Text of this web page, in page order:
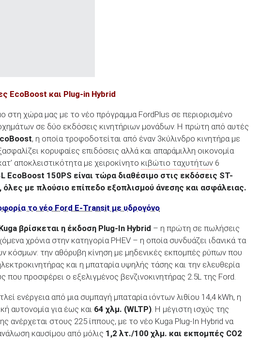
EcoBoost και Plug-in Hybrid
στη χώρα μας με το νέο πρόγραμμα FordPlus σε περιορισμένο
σε δύο εκδόσεις κινητήριων μονάδων. Η πρώτη από αυτές
, η οποία τροφοδοτείται από έναν 3κύλινδρο κινητήρα με
κορυφαίες επιδόσεις αλλά και απαράμιλλη οικονομία
αποκλειστικότητα με χειροκίνητο κιβώτιο ταχυτήτων 6
EcoBoost 150PS είναι τώρα διαθέσιμο στις εκδόσεις ST-
όλες με πλούσιο επίπεδο εξοπλισμού άνεσης και ασφάλειας.
το νέο Ford E-Transit με υδρογόνο
βρίσκεται η έκδοση Plug-In Hybrid – η πρώτη σε πωλήσεις
χρόνια στην κατηγορία PHEV – η οποία συνδυάζει ιδανικά τα
κόσμων: την αθόρυβη κίνηση με μηδενικές εκπομπές ρύπων που
και η μπαταρία υψηλής τάσης και την ελευθερία
που προσφέρει ο εξελιγμένος βενζινοκινητήρας 2.5L της Ford.
ενέργεια από μια συμπαγή μπαταρία ιόντων λιθίου 14,4 kWh, η
αυτονομία για έως και 64 χλμ. (WLTP) . Η μέγιστη ισχύς της
ανέρχεται στους 225 ίππους, με το νέο Kuga Plug-In Hybrid να
καυσίμου από μόλις 1,2 λτ./100 χλμ. και εκπομπές CO2